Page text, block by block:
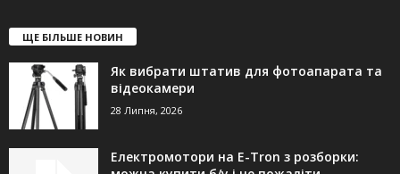
ЩЕ БІЛЬШЕ НОВИН
Як вибрати штатив для фотоапарата та
відеокамери
28 Липня, 2026
Електромотори на E-Tron з розборки: